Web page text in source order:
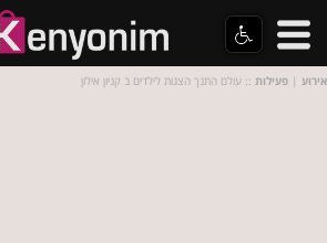
אירוע | פעילות :: עולם התנך הצגות לילדים ב קניון אילון